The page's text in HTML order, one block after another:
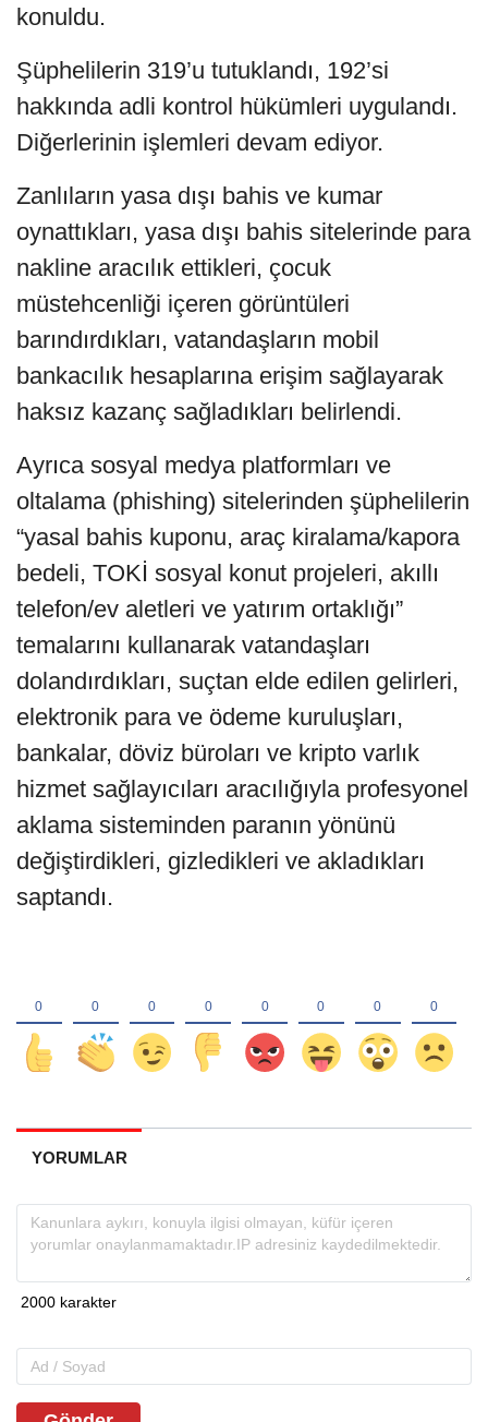
konuldu.
Şüphelilerin 319’u tutuklandı, 192’si
hakkında adli kontrol hükümleri uygulandı.
Diğerlerinin işlemleri devam ediyor.
Zanlıların yasa dışı bahis ve kumar
oynattıkları, yasa dışı bahis sitelerinde para
nakline aracılık ettikleri, çocuk
müstehcenliği içeren görüntüleri
barındırdıkları, vatandaşların mobil
bankacılık hesaplarına erişim sağlayarak
haksız kazanç sağladıkları belirlendi.
Ayrıca sosyal medya platformları ve
oltalama (phishing) sitelerinden şüphelilerin
“yasal bahis kuponu, araç kiralama/kapora
bedeli, TOKİ sosyal konut projeleri, akıllı
telefon/ev aletleri ve yatırım ortaklığı”
temalarını kullanarak vatandaşları
dolandırdıkları, suçtan elde edilen gelirleri,
elektronik para ve ödeme kuruluşları,
bankalar, döviz büroları ve kripto varlık
hizmet sağlayıcıları aracılığıyla profesyonel
aklama sisteminden paranın yönünü
değiştirdikleri, gizledikleri ve akladıkları
saptandı.
YORUMLAR